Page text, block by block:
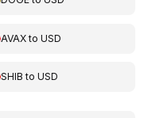
AVAXtoUSD
SHIB toUSD